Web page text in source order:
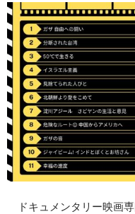
ドキュメンタリー映画